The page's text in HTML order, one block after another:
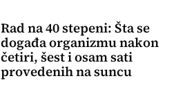
Rad na 40 stepeni: Šta se
događa organizmu nakon
četiri, šest i osam sati
provedenih na suncu